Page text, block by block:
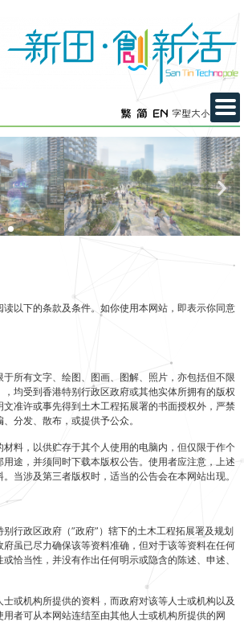
繁 简 EN 字型大小
以下的条款及条件。如你使用本网站，即表示你同意
所有文字、绘图、图画、图解、照片，亦包括但不限
均受到香港特别行政区政府或其他实体所拥有的版权
准许或事先得到土木工程拓展署的书面授权外，严禁
分发、散布，或提供予公众。
料，以供贮存于其个人使用的电脑内，但仅限于作个
用途，并须同时下载本版权公告。使用者应注意，上述
当涉及第三者版权时，适当的公告会在本网站出现。
行政区政府（”政府”）辖下的土木工程拓展署及规划
府虽已尽力确保该等资料准确，但对于该等资料在任何
恰当性，并没有作出任何明示或隐含的陈述、申述、
或机构所提供的资料，而政府对该等人士或机构以及
者可从本网站连结至由其他人士或机构所提供的网